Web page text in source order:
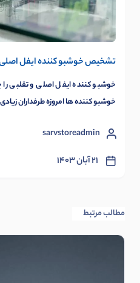
تشخیص خوشبو کننده ایفل
خوشبو کننده ایفل اصلی و تقلبی
خوشبو کننده ها امروزه طرفداران
sarvstoreadmin
۲۱ آبان ۱۴۰۳
مطالب مرتبط